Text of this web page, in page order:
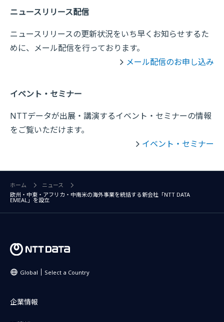
ニュースリリース配信
ニュースリリースの更新状況をいち早くお知らせするた
めに、メール配信を行っております。
メール配信のお申し込み
イベント・セミナー
NTTデータが出展・講演するイベント・セミナーの情報
をご覧いただけます。
イベント・セミナー
ホーム
ニュース
欧州・中東・アフリカ・中南米の海外事業を統括する新会社「NTT DATA
EMEAL」を設立
Global Select a Country
企業情報